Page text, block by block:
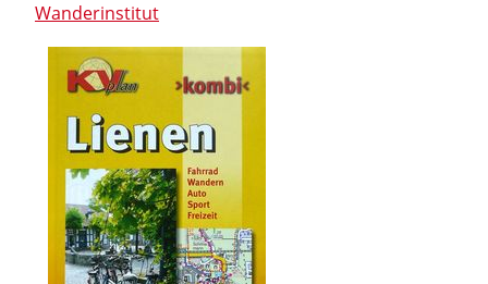
Wanderinstitut